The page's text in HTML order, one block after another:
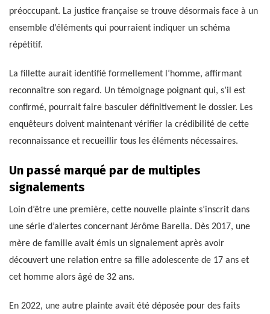
préoccupant. La justice française se trouve désormais face à un
ensemble d’éléments qui pourraient indiquer un schéma
répétitif.
La fillette aurait identifié formellement l’homme, affirmant
reconnaître son regard. Un témoignage poignant qui, s’il est
confirmé, pourrait faire basculer définitivement le dossier. Les
enquêteurs doivent maintenant vérifier la crédibilité de cette
reconnaissance et recueillir tous les éléments nécessaires.
Un passé marqué par de multiples
signalements
Loin d’être une première, cette nouvelle plainte s’inscrit dans
une série d’alertes concernant Jérôme Barella. Dès 2017, une
mère de famille avait émis un signalement après avoir
découvert une relation entre sa fille adolescente de 17 ans et
cet homme alors âgé de 32 ans.
En 2022, une autre plainte avait été déposée pour des faits